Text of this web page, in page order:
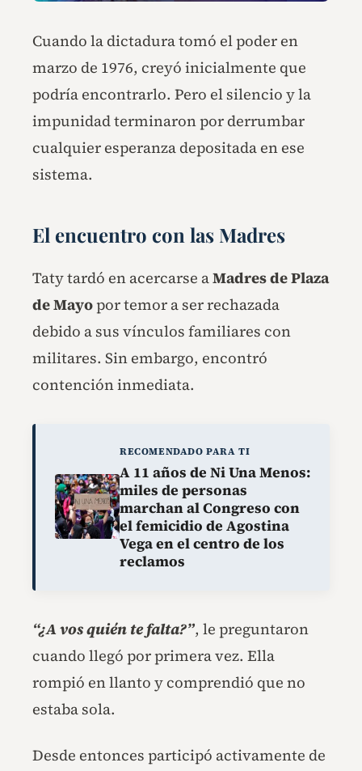
Cuando la dictadura tomó el poder en
marzo de 1976, creyó inicialmente que
podría encontrarlo. Pero el silencio y la
impunidad terminaron por derrumbar
cualquier esperanza depositada en ese
sistema.
El encuentro con las Madres
Taty tardó en acercarse aMadres de Plaza
de Mayopor temor a ser rechazada
debido a sus vínculos familiares con
militares. Sin embargo, encontró
contención inmediata.
RECOMENDADO PARA TI
A 11 años de Ni Una Menos:
miles de personas
marchan al Congreso con
el femicidio de Agostina
Vega en el centro de los
reclamos
“¿A vos quién te falta?”, le preguntaron
cuando llegó por primera vez. Ella
rompió en llanto y comprendió que no
estaba sola.
Desde entonces participó activamente de